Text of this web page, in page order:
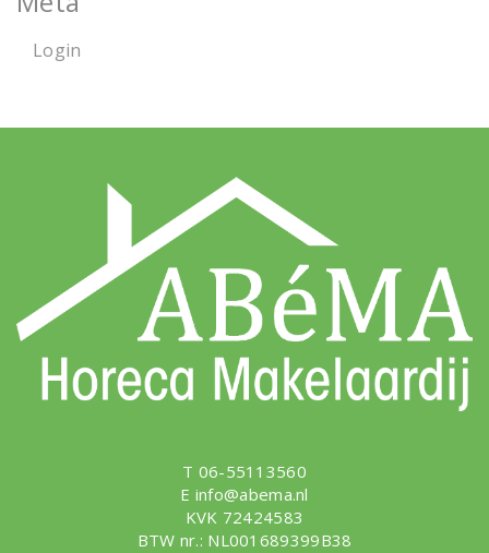
Login
T 06-55113560
E info@abema.nl
KVK 72424583
BTW nr.: NL001689399B38